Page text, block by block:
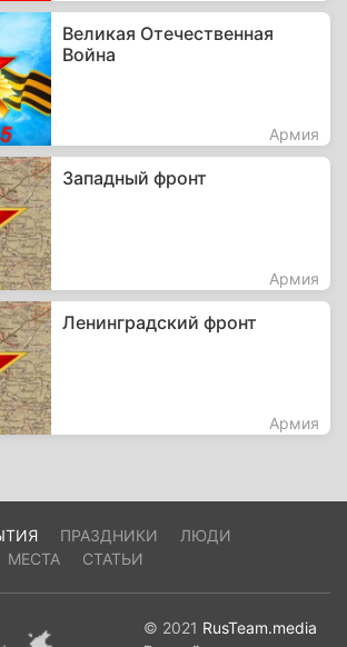
Великая Отечественная
Война
Армия
Западный фронт
Армия
Ленинградский фронт
Армия
ПРАЗДНИКИ
ЛЮДИ
МЕСТА СТАТЬИ
© 2021 RusTeam.media